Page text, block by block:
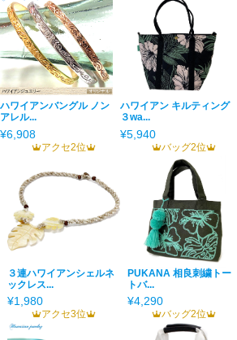
ハワイアンバングル ノン
アレル...
¥6,908
ハワイアン キルティング
３wa...
¥5,940
アクセ2位
３連ハワイアンシェルネ
ックレス...
¥1,980
バッグ2位
PUKANA 相良刺繍トー
トバ...
¥4,290
アクセ3位 バッグ2位